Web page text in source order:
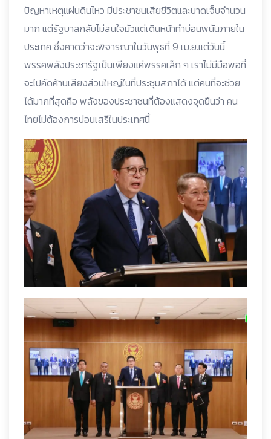
ปัญหาเหตุแผ่นดินไหว มีประชาชนเสียชีวิตและบาดเจ็บจำนวน
มาก แต่รัฐบาลกลับไม่สนใจมัวแต่เดินหน้าทำบ่อนพนันภายใน
ประเทศ ซึ่งคาดว่าจะพิจารณาในวันพุธที่ 9 เม.ย.แต่วันนี้
พรรคพลังประชารัฐเป็นเพียงแค่พรรคเล็ก ๆ เราไม่มีมือพอที่
จะไปคัดค้านเสียงส่วนใหญ่ในที่ประชุมสภาได้ แต่คนที่จะช่วย
ได้มากที่สุดคือ พลังของประชาชนที่ต้องแสดงจุดยืนว่า คน
ไทยไม่ต้องการบ่อนเสรีในประเทศนี้